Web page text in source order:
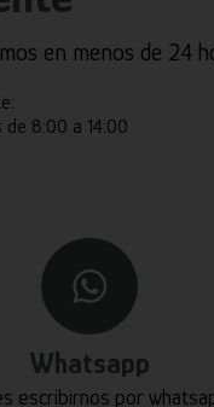
en menos de 24
de 8:00 a 14:00
Whatsapp
escribirnos por